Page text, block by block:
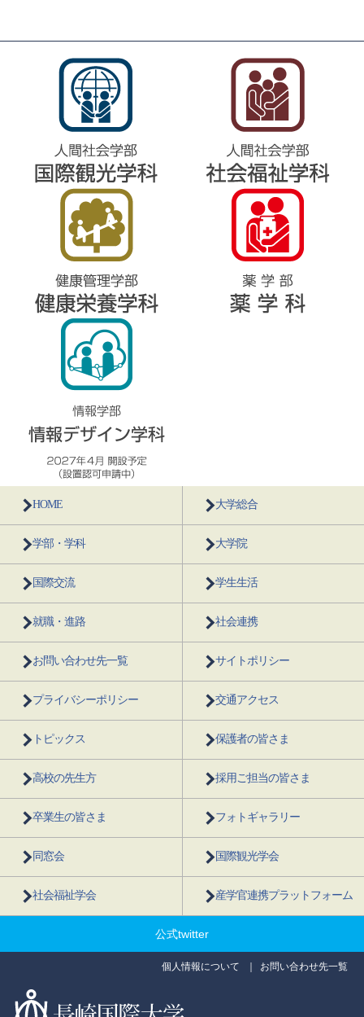
HOME 大学総合
学部・学科 大学院
国際交流 学生生活
就職・進路 社会連携
お問い合わせ先一覧 サイトポリシー
プライバシーポリシー 交通アクセス
トピックス 保護者の皆さま
高校の先生方 採用ご担当の皆さま
卒業生の皆さま フォトギャラリー
同窓会 国際観光学会
社会福祉学会 産学官連携プラットフォーム
公式twitter
個人情報について お問い合わせ先一覧